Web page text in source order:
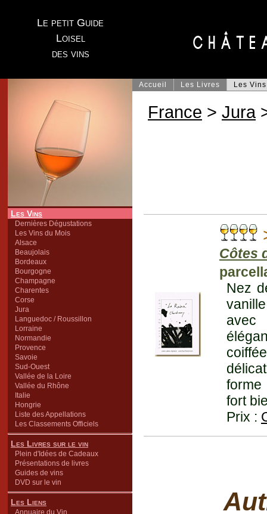
Le petit Guide
Loisel
des vins
Les Vins
Dernières Dégustations
Les Vins du Mois
Alsace
Beaujolais
Bordeaux
Bourgogne
Champagne
Charentes
Corse
Jura
Languedoc / Roussillon
Lorraine
Normandie
Provence
Savoie
Sud-Ouest
Vallée de la Loire
Vallée du Rhône
Italie
Hongrie
Liste des Appellations
Les Classements Officiels
Les Livres sur le vin
Plein d'Idées de Cadeaux
Présentations de livres
Guides de vins
DVD sur le vin
Les Liens
Annuaire du Vin
Accueil Les Livres Les Vins
France > Jura
Côtes
Nez
avec
forme
fort
Prix :